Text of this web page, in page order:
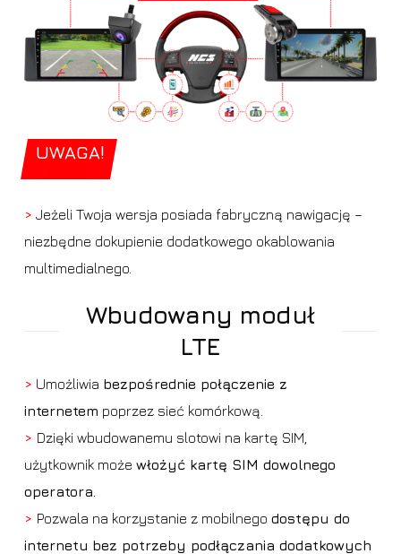
UWAGA!
> Jeżeli Twoja wersja posiada fabryczną nawigację –
niezbędne dokupienie dodatkowego okablowania
multimedialnego.
Wbudowany moduł
LTE
> Umożliwia bezpośrednie połączenie z
internetem poprzez sieć komórkową.
> Dzięki wbudowanemu slotowi na kartę SIM,
użytkownik może włożyć kartę SIM dowolnego
operatora.
> Pozwala na korzystanie z mobilnego dostępu do
internetu bez potrzeby podłączania dodatkowych